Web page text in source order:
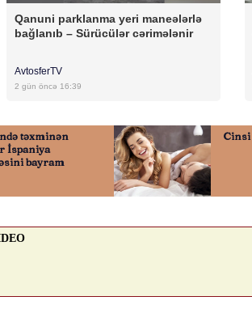
Qanuni parklanma yeri maneələrlə
bağlanıb – Sürücülər cərimələnir
AvtosferTV
2 gün öncə 16:39